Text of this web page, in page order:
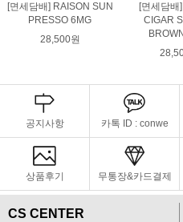
[면세담배] RAISON SUN
PRESSO 6MG
28,500원
[면세담배
CIGAR
공지사항 카톡 ID : conwe
상품후기 무통장&카드결제
CS CENTER